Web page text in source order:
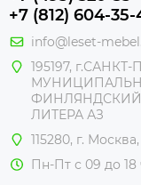
+7 (812) 604-35-
info@leset-
195197,
ФИНЛЯНДСКИЙ
ЛИТЕРА АЗ
115280, г.
Пн-Пт с 09 до 18